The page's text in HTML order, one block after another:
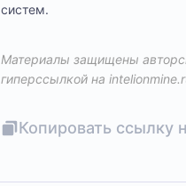
систем.
Материалы защищены
гиперссылкой на
Копировать ссылку